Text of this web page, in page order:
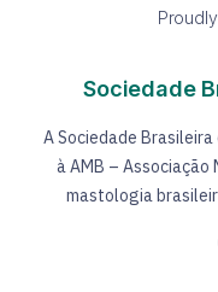
Sociedade
A Sociedade
à AMB –
mastologia